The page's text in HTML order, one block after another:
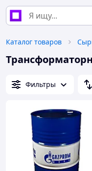
Каталог товаров
Фильтры